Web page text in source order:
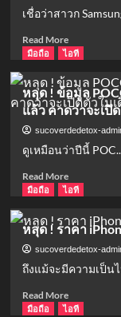
อัปเดต
13
เวอร์ชัน
ใน
ไตรมาส
แรก
ของ
ปี
นี้
เครื่อง
9
Pro
พร้อม
กับ
ROM
128GB
และ
RAM
ให้
ถึง
3
ขนาด
เชื่อว่าสาวก
Read MoreRead
more
มา
แล้ว
!
กำหนดการ
งาน
Galaxy
Unpacked
กัน
9
กุมภาพันธ์
นี้
มือถือ ไอที
หลุด ! ข้อมูล
แล้ว คาดว่าจะเ
sucoverdedetox-
ดูเหมือนว่าปีนี้
Read MoreRead
more
หลุด
!
ข้อมูล
POCO
5G
ผ่าน
มือถือ ไอที
หลุด ! ราคา
sucoverdedetox-
ถึงแม้จะมีความเป็นไ
Read MoreRead
more
มือถือ ไอที